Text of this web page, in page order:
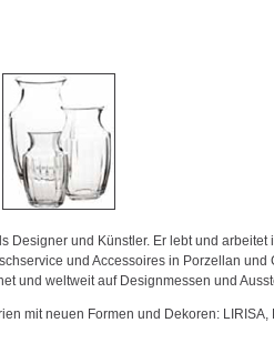
Designer und Künstler. Er lebt und
und Accessoires in Porzellan
und weltweit auf Designmessen und
mit neuen Formen und Dekoren: LIRISA,